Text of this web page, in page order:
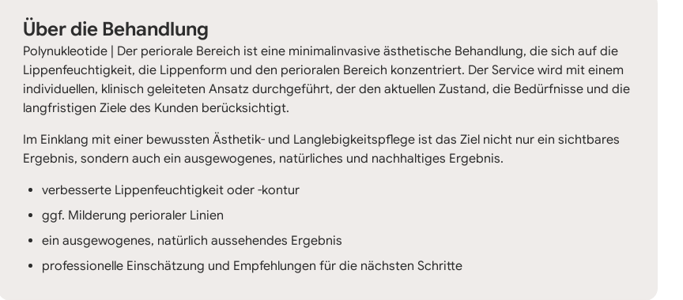
Über die Behandlung
Polynukleotide | Der periorale Bereich ist eine minimalinvasive ästhetische Behandlung, die sich auf die
Lippenfeuchtigkeit, die Lippenform und den perioralen Bereich konzentriert. Der Service wird mit einem
individuellen, klinisch geleiteten Ansatz durchgeführt, der den aktuellen Zustand, die Bedürfnisse und die
langfristigen Ziele des Kunden berücksichtigt.
Im Einklang mit einer bewussten Ästhetik- und Langlebigkeitspflege ist das Ziel nicht nur ein sichtbares
Ergebnis, sondern auch ein ausgewogenes, natürliches und nachhaltiges Ergebnis.
verbesserte Lippenfeuchtigkeit oder -kontur
ggf. Milderung perioraler Linien
ein ausgewogenes, natürlich aussehendes Ergebnis
professionelle Einschätzung und Empfehlungen für die nächsten Schritte